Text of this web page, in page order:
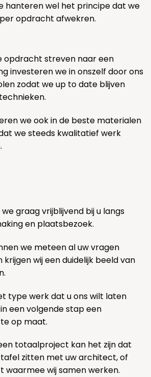
hanteren wel het principe dat we
opdracht afwekren.
opdracht streven naar een
investeren we in onszelf door ons
zodat we up to date blijven
we ook in de beste materialen
we steeds kwalitatief werk
graag vrijblijvend bij u langs
en plaatsbezoek.
we meteen al uw vragen
wij een duidelijk beeld van
type werk dat u ons wilt laten
een volgende stap een
op maat.
totaalproject kan het zijn dat
zitten met uw architect, of
wij samen werken.